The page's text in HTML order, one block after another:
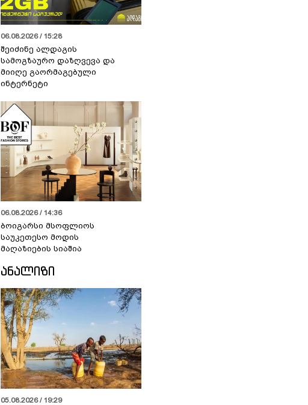
06.08.2026 / 15:28
შეიძინე ალდაგის
სამოგზაურო დაზღვევა და
მიიღე გაორმაგებული
ინტერნეტი
06.08.2026 / 14:36
ბოიგარსი მსოფლიოს
საუკეთესო მოდის
მაღაზიების სიაშია
ᲐᲜᲐᲚᲘᲖᲘ
05.08.2026 / 19:29